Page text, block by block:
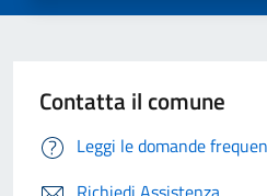
Contatta il comune
Leggi le domande